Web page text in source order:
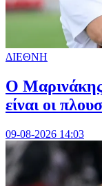
ΔΙΕΘΝΗ
Ο Μαρινάκης
είναι οι
09-08-2026 14:03